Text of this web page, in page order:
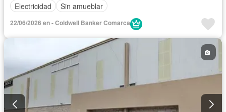
Electricidad
Sin amueblar
22/06/2026 en - Coldwell Banker Comarca